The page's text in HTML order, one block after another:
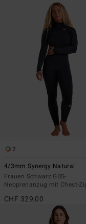
2
4/3mm Synergy Natural
Frauen Schwarz GBS-
Neoprenanzug mit Chest-
CHF 329,00